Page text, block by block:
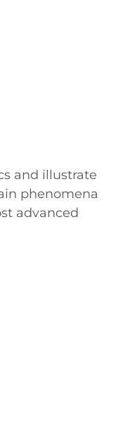
and illustrate
phenomena
advanced